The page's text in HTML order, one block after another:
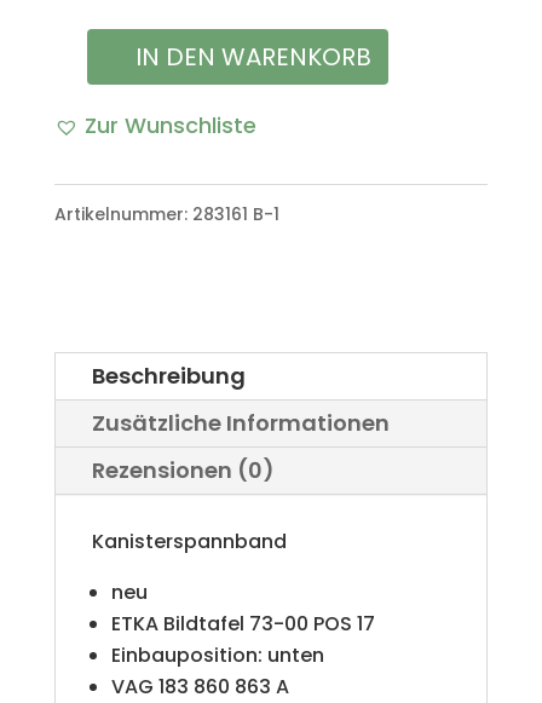
Kanisterspannband
Spannband
VW
IN DEN WARENKORB
Zur Wunschliste
l
r
n
Artikelnummer: 283161 B-1
Beschreibung
Zusätzliche Informationen
Rezensionen (0)
Kanisterspannband
neu
ETKA Bildtafel 73-00 POS 17
Einbauposition: unten
VAG 183 860 863 A